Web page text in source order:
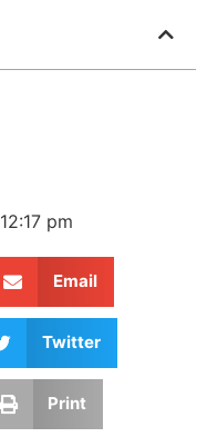
12:17 pm
Email
Twitter
Print